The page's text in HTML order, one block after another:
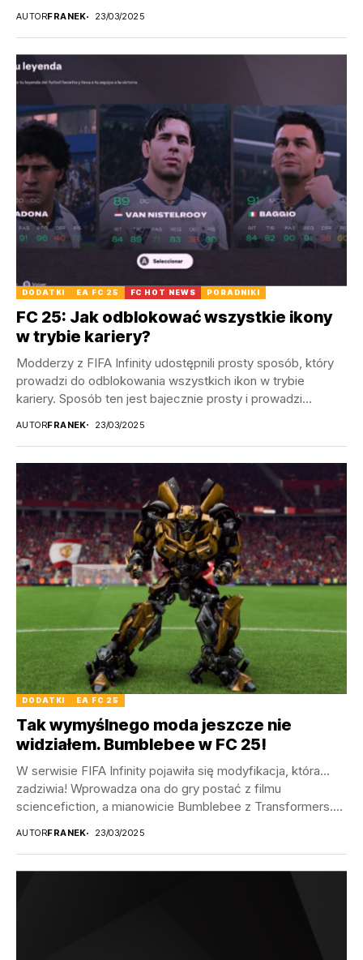
AUTORFRANEK 23/03/2025
DODATKI EA FC 25 FC HOT NEWS PORADNIKI
FC 25: Jak odblokować wszystkie ikony
w trybie kariery?
Modderzy z FIFA Infinity udostępnili prosty sposób, który
prowadzi do odblokowania wszystkich ikon w trybie
kariery. Sposób ten jest bajecznie prosty i prowadzi...
AUTORFRANEK 23/03/2025
DODATKI EA FC 25
Tak wymyślnego moda jeszcze nie
widziałem. Bumblebee w FC 25!
W serwisie FIFA Infinity pojawiła się modyfikacja, która…
zadziwia! Wprowadza ona do gry postać z filmu
sciencefiction, a mianowicie Bumblebee z Transformers.
AUTORFRANEK 23/03/2025